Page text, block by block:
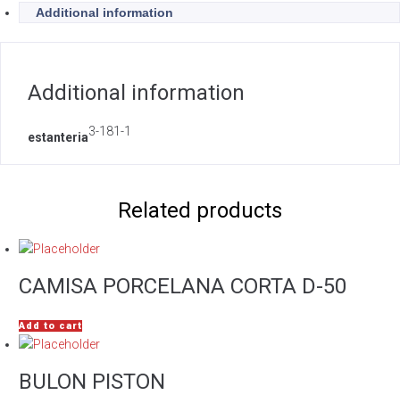
Additional information
Additional information
estanteria3-181-1
Related products
CAMISA PORCELANA CORTA D-50
Add to cart
BULON PISTON